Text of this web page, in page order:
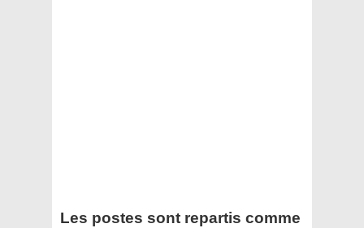
Les postes sont repartis comme